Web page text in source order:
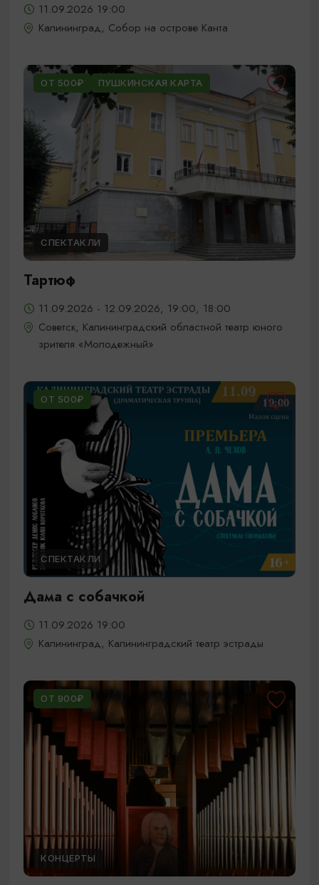
11.09.2026 19:00
Калининград, Собор на острове Канта
ОТ 500₽ ПУШКИНСКАЯ КАРТА
СПЕКТАКЛИ
Тартюф
11.09.2026 - 12.09.2026, 19:00, 18:00
Советск, Калининградский областной театр юного
зрителя «Молодежный»
ОТ 500₽
СПЕКТАКЛИ
Дама с собачкой
11.09.2026 19:00
Калининград, Калининградский театр эстрады
ОТ 900₽
КОНЦЕРТЫ